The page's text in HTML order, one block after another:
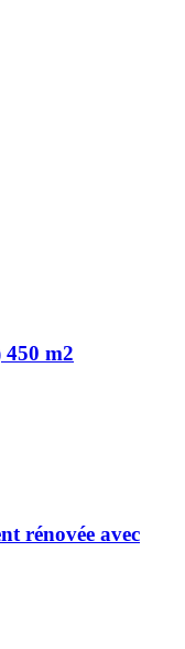
450 m2
rénovée avec